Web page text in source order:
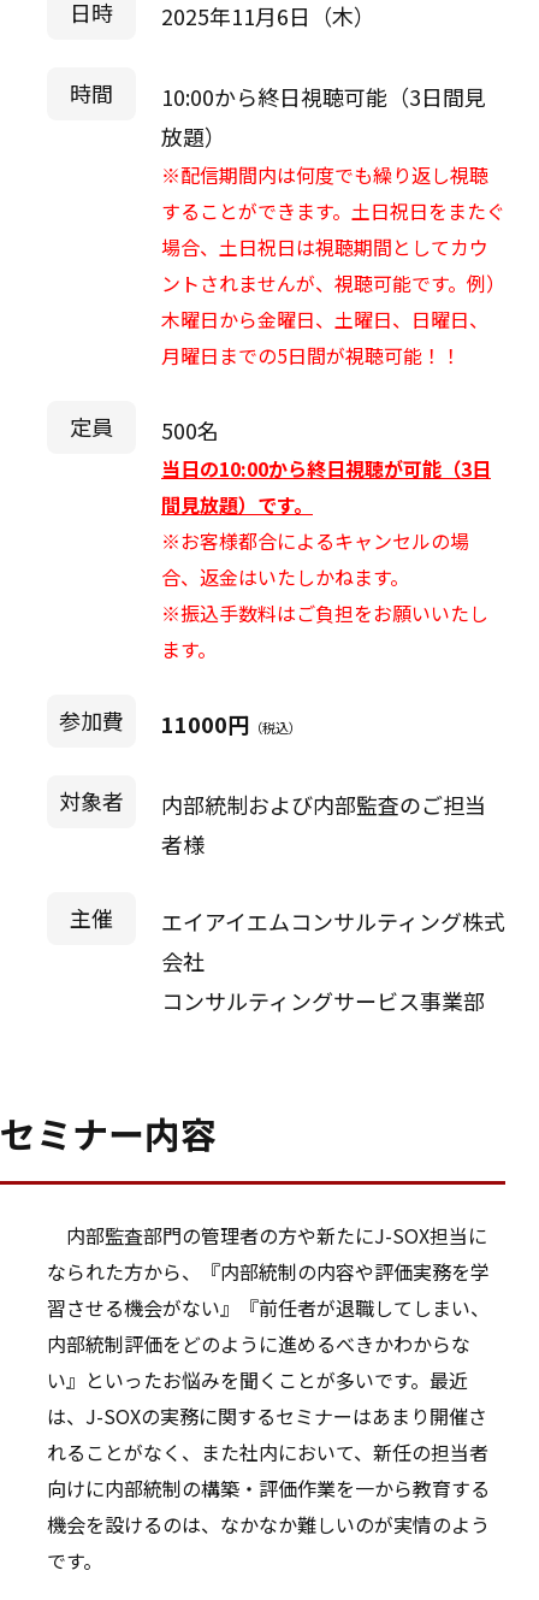
日時 2025年11月6日（木）
時間
10:00から終日視聴可能（3日間見
放題）
※配信期間内は何度でも繰り返し視聴
することができます。土日祝日をまたぐ
場合、土日祝日は視聴期間としてカウ
ントされませんが、視聴可能です。例）
木曜日から金曜日、土曜日、日曜日、
月曜日までの5日間が視聴可能！！
定員 500名
当日の10:00から終日視聴が可能（3日
間見放題）です。
※お客様都合によるキャンセルの場
合、返金はいたしかねます。
※振込手数料はご負担をお願いいたし
ます。
参加費 11000円 （税込）
対象者
内部統制および内部監査のご担当
者様
主催
エイアイエムコンサルティング株式
会社
コンサルティングサービス事業部
セミナー内容
内部監査部門の管理者の方や新たにJ-SOX担当に
なられた方から、『内部統制の内容や評価実務を学
習させる機会がない』『前任者が退職してしまい、
内部統制評価をどのように進めるべきかわからな
い』といったお悩みを聞くことが多いです。最近
は、J-SOXの実務に関するセミナーはあまり開催さ
れることがなく、また社内において、新任の担当者
向けに内部統制の構築・評価作業を一から教育する
機会を設けるのは、なかなか難しいのが実情のよう
です。